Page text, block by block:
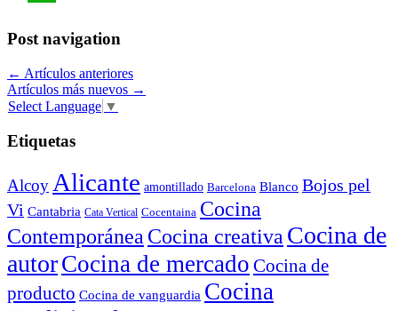
Post navigation
← Artículos anteriores
Artículos más nuevos →
Select Language ▼
Etiquetas
Alcoy Alicante amontillado Barcelona Blanco Bojos pel
Vi Cantabria Cata Vertical Cocentaina Cocina
Contemporánea Cocina creativa Cocina de
autorCocina de mercado Cocina de
producto Cocina de vanguardia Cocina